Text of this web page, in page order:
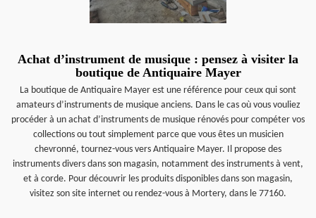
Achat d’instrument de musique : pensez à visiter la
boutique de Antiquaire Mayer
La boutique de Antiquaire Mayer est une référence pour ceux qui sont
amateurs d’instruments de musique anciens. Dans le cas où vous vouliez
procéder à un achat d’instruments de musique rénovés pour compéter vos
collections ou tout simplement parce que vous êtes un musicien
chevronné, tournez-vous vers Antiquaire Mayer. Il propose des
instruments divers dans son magasin, notamment des instruments à vent,
et à corde. Pour découvrir les produits disponibles dans son magasin,
visitez son site internet ou rendez-vous à Mortery, dans le 77160.